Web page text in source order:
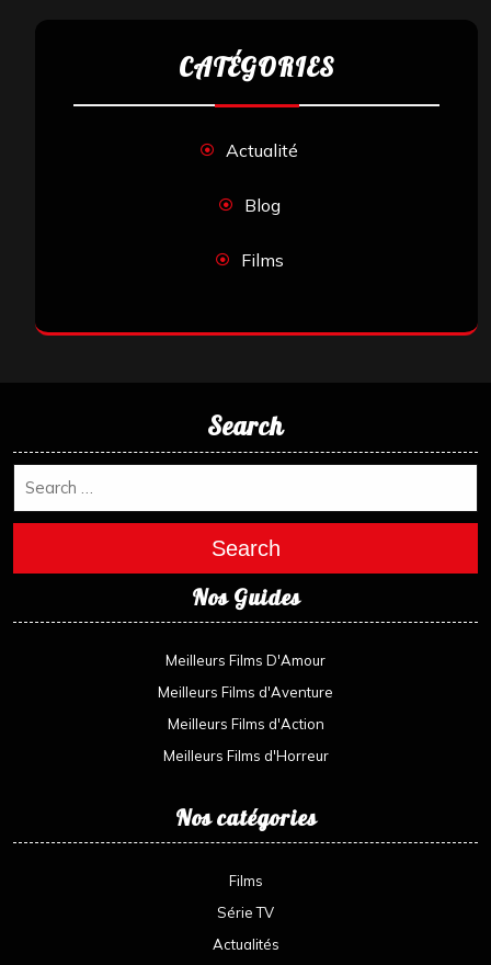
CATÉGORIES
Actualité
Blog
Films
Search
Search
Nos Guides
Meilleurs Films D'Amour
Meilleurs Films d'Aventure
Meilleurs Films d'Action
Meilleurs Films d'Horreur
Nos catégories
Films
Série TV
Actualités